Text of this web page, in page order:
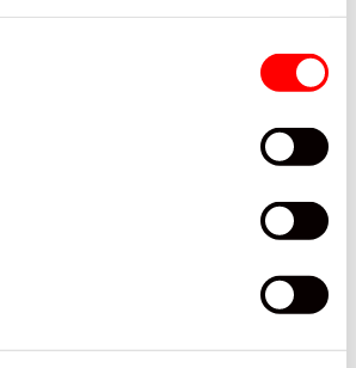
DR SOUR POWER BALLS